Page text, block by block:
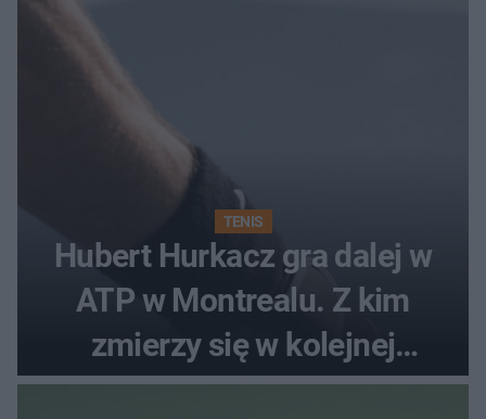
TENIS
Hubert Hurkacz gra dalej w
ATP w Montrealu. Z kim
zmierzy się w kolejnej
rundzie?